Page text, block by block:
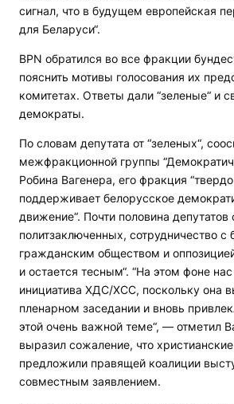
сигнал, что в будущем европейская
для Беларуси“.
BPN обратился во все фракции
пояснить мотивы голосования их
комитетах. Ответы дали “зеленые“ и
демократы.
По словам депутата от “зеленых“,
межфракционной группы
Робина Вагенера, его фракция
поддерживает белорусское
движение“. Почти половина депутатов
политзаключенных, сотрудничество с
гражданским обществом и
и остается тесным“. “На этом фоне
инициатива ХДС/ХСС, поскольку она
пленарном заседании и вновь
этой очень важной теме“, — отметил
выразил сожаление, что
предложили правящей коалиции
совместным заявлением.